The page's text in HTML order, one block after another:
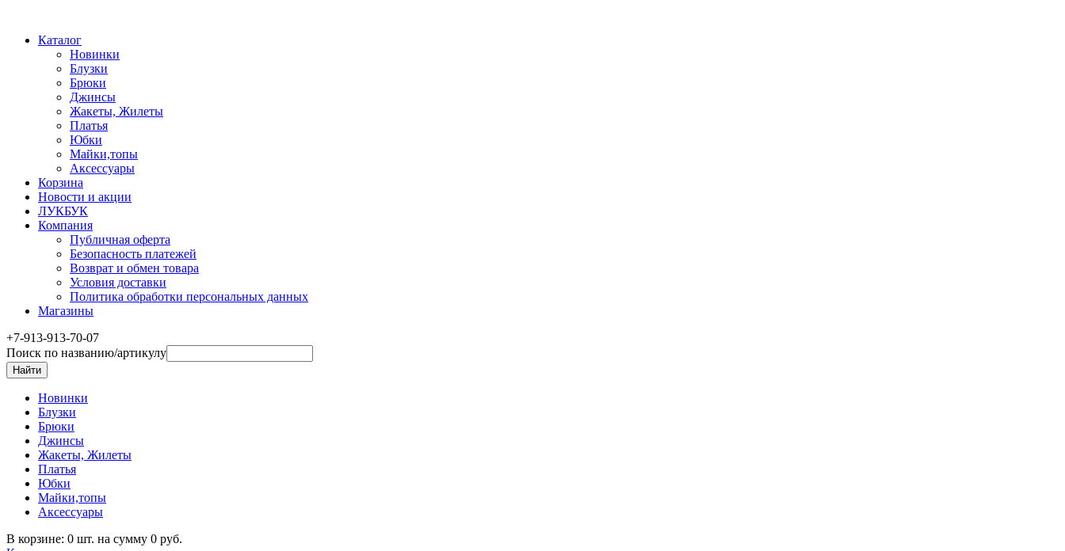
Каталог
Новинки
Блузки
Брюки
Джинсы
Жакеты, Жилеты
Платья
Юбки
Майки,топы
Аксессуары
Корзина
Новости и акции
ЛУКБУК
Компания
Публичная оферта
Безопасность платежей
Возврат и обмен товара
Условия доставки
Политика обработки персональных данных
Магазины
+7-913-913-70-07
Поиск по названию/артикулу
Новинки
Блузки
Брюки
Джинсы
Жакеты, Жилеты
Платья
Юбки
Майки,топы
Аксессуары
В корзине: 0 шт. на сумму 0 руб.